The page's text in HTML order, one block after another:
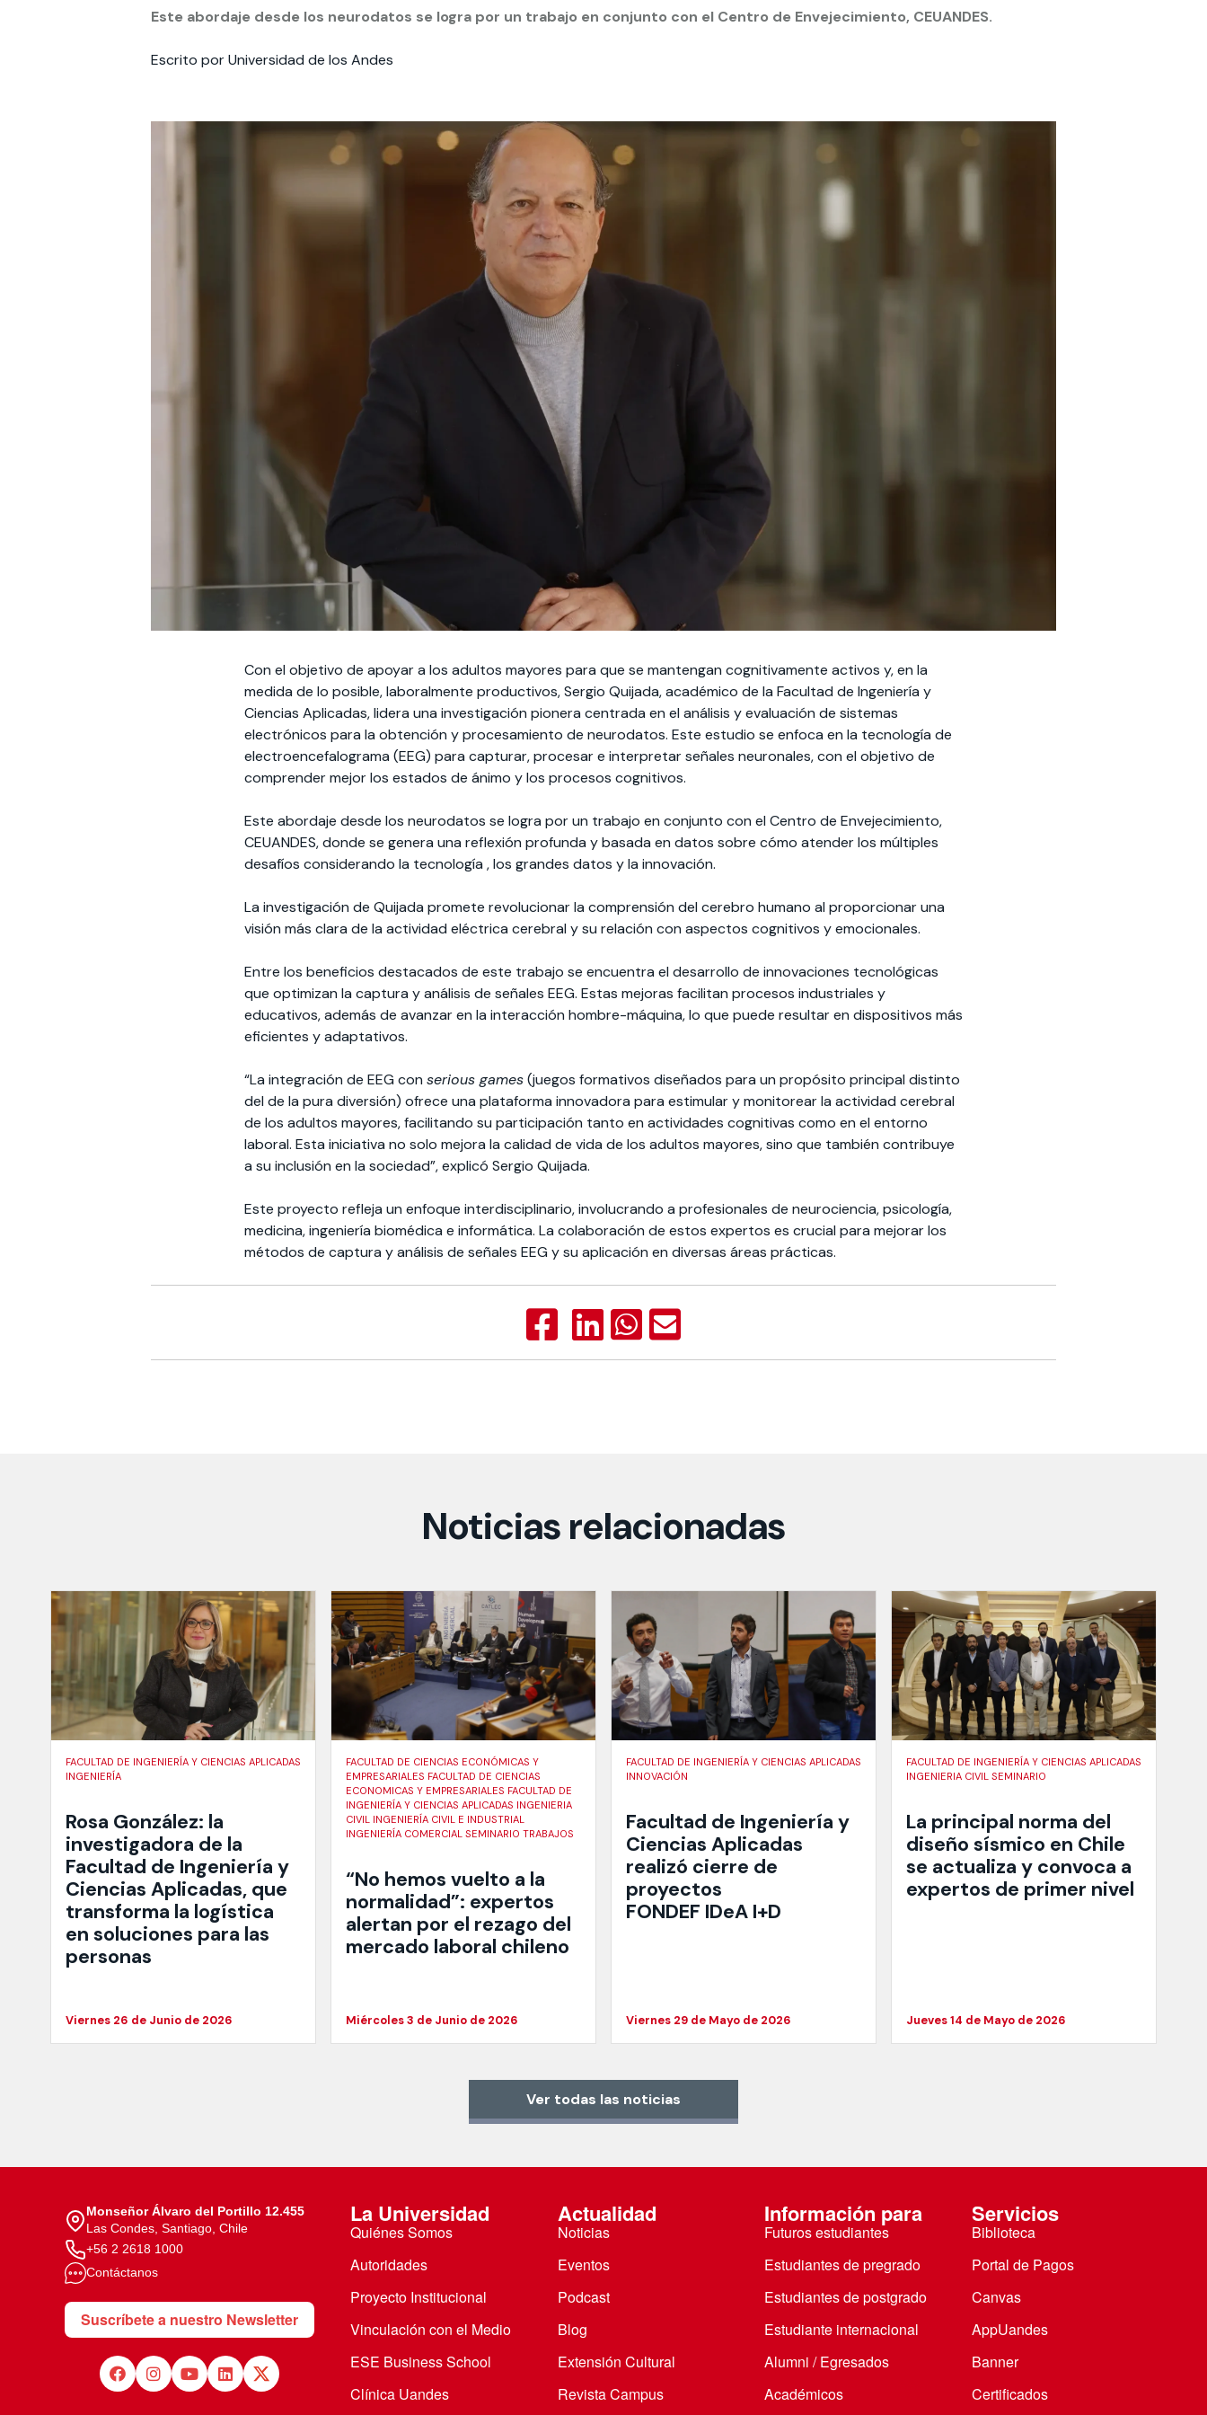
Este abordaje desde los neurodatos se logra por un trabajo en conjunto con el Centro de Envejecimiento, CEUANDES.
Escrito por Universidad de los Andes
Con el objetivo de apoyar a los adultos mayores para que se mantengan cognitivamente activos y, en la
medida de lo posible, laboralmente productivos, Sergio Quijada, académico de la Facultad de Ingeniería y
Ciencias Aplicadas, lidera una investigación pionera centrada en el análisis y evaluación de sistemas
electrónicos para la obtención y procesamiento de neurodatos. Este estudio se enfoca en la tecnología de
electroencefalograma (EEG) para capturar, procesar e interpretar señales neuronales, con el objetivo de
comprender mejor los estados de ánimo y los procesos cognitivos.
Este abordaje desde los neurodatos se logra por un trabajo en conjunto con el Centro de Envejecimiento,
CEUANDES, donde se genera una reflexión profunda y basada en datos sobre cómo atender los múltiples
desafíos considerando la tecnología , los grandes datos y la innovación.
La investigación de Quijada promete revolucionar la comprensión del cerebro humano al proporcionar una
visión más clara de la actividad eléctrica cerebral y su relación con aspectos cognitivos y emocionales.
Entre los beneficios destacados de este trabajo se encuentra el desarrollo de innovaciones tecnológicas
que optimizan la captura y análisis de señales EEG. Estas mejoras facilitan procesos industriales y
educativos, además de avanzar en la interacción hombre-máquina, lo que puede resultar en dispositivos más
eficientes y adaptativos.
“La integración de EEG con serious games(juegos formativos diseñados para un propósito principal distinto
del de la pura diversión) ofrece una plataforma innovadora para estimular y monitorear la actividad cerebral
de los adultos mayores, facilitando su participación tanto en actividades cognitivas como en el entorno
laboral. Esta iniciativa no solo mejora la calidad de vida de los adultos mayores, sino que también contribuye
a su inclusión en la sociedad”, explicó Sergio Quijada.
Este proyecto refleja un enfoque interdisciplinario, involucrando a profesionales de neurociencia, psicología,
medicina, ingeniería biomédica e informática. La colaboración de estos expertos es crucial para mejorar los
métodos de captura y análisis de señales EEG y su aplicación en diversas áreas prácticas.
Noticias relacionadas
FACULTAD DE INGENIERÍA Y CIENCIAS APLICADAS
INGENIERÍA
Rosa González: la
investigadora de la
Facultad de Ingeniería y
Ciencias Aplicadas, que
transforma la logística
en soluciones para las
personas
Viernes 26 de Junio de 2026
FACULTAD DE CIENCIAS ECONÓMICAS Y
EMPRESARIALES FACULTAD DE CIENCIAS
ECONOMICAS Y EMPRESARIALES FACULTAD DE
INGENIERÍA Y CIENCIAS APLICADAS INGENIERIA
CIVIL INGENIERÍA CIVIL E INDUSTRIAL
INGENIERÍA COMERCIAL SEMINARIO TRABAJOS
“No hemos vuelto a la
normalidad”: expertos
alertan por el rezago del
mercado laboral chileno
Miércoles 3 de Junio de 2026
FACULTAD DE INGENIERÍA Y CIENCIAS APLICADAS
INNOVACIÓN
Facultad de Ingeniería y
Ciencias Aplicadas
realizó cierre de
proyectos
FONDEF IDeA I+D
Viernes 29 de Mayo de 2026
FACULTAD DE INGENIERÍA Y CIENCIAS APLICADAS
INGENIERIA CIVIL SEMINARIO
La principal norma del
diseño sísmico en Chile
se actualiza y convoca a
expertos de primer nivel
Jueves 14 de Mayo de 2026
Ver todas las noticias
Monseñor Álvaro del Portillo 12.455
Las Condes, Santiago, Chile
+56 2 2618 1000
Contáctanos
Suscríbete a nuestro Newsletter
La Universidad
Quiénes Somos
Autoridades
Proyecto Institucional
Vinculación con el Medio
ESE Business School
Clínica Uandes
Actualidad
Noticias
Eventos
Podcast
Blog
Extensión Cultural
Revista Campus
Información para
Futuros estudiantes
Estudiantes de pregrado
Estudiantes de postgrado
Estudiante internacional
Alumni / Egresados
Académicos
Servicios
Biblioteca
Portal de Pagos
Canvas
AppUandes
Banner
Certificados